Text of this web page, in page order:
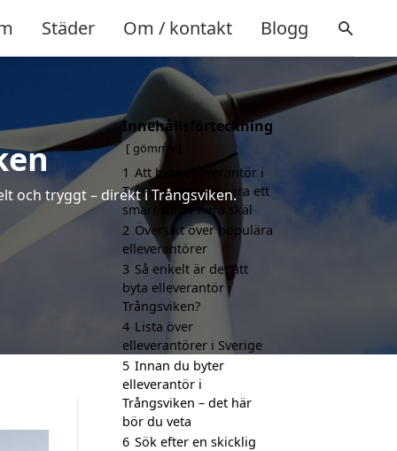
Städer Om / kontakt Blogg
och tryggt – direkt i Trångsviken.
Innehållsförteckning
gömma
1 Att byta elleverantör i
Trångsviken kan vara ett
smart val av flera skäl
2 Översikt över populära
elleverantörer
3 Så enkelt är det att
byta elleverantör i
Trångsviken?
4 Lista över
elleverantörer i Sverige
5 Innan du byter
elleverantör i
Trångsviken – det här
bör du veta
6 Sök efter en skicklig